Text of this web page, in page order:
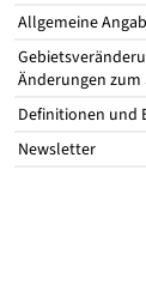
Allgemeine
Änderungen zum
Definitionen und
Newsletter